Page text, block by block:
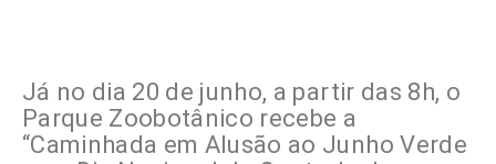
Já no dia 20 de junho, a partir das 8h, o
Parque Zoobotânico recebe a
“Caminhada em Alusão ao Junho Verde